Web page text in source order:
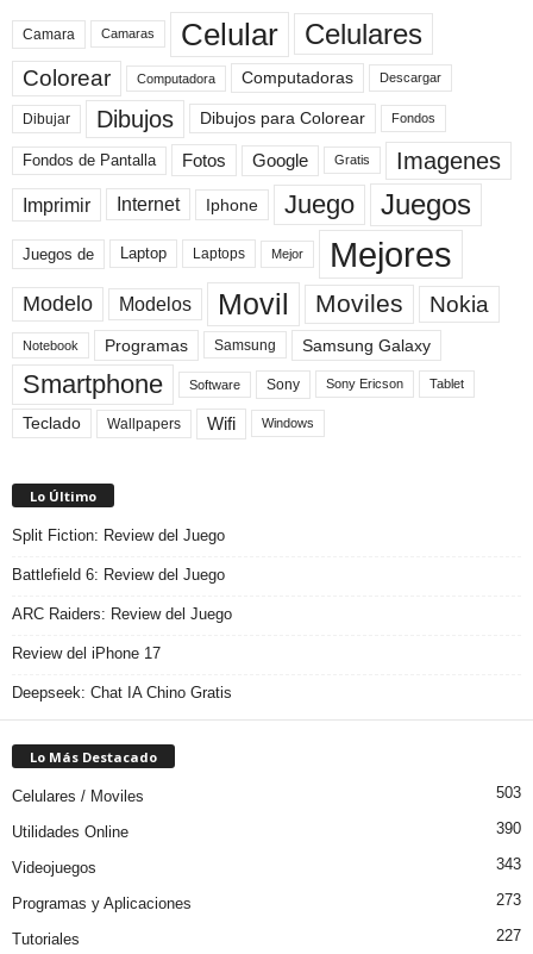
Camara Camaras Celular Celulares
Colorear Computadora Computadoras Descargar
Dibujar Dibujos Dibujos para Colorear Fondos
Fondos de Pantalla Fotos Google Gratis Imagenes
Imprimir Internet Iphone Juego Juegos
Juegos de Laptop Laptops Mejor Mejores
Modelo Modelos Movil Moviles Nokia
Notebook Programas Samsung Samsung Galaxy
Smartphone Software Sony Sony Ericson Tablet
Teclado Wallpapers Wifi Windows
Lo Último
Split Fiction: Review del Juego
Battlefield 6: Review del Juego
ARC Raiders: Review del Juego
Review del iPhone 17
Deepseek: Chat IA Chino Gratis
Lo Más Destacado
Celulares / Moviles 503
Utilidades Online 390
Videojuegos 343
Programas y Aplicaciones 273
Tutoriales 227